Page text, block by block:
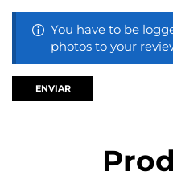
You have to be
photos to your